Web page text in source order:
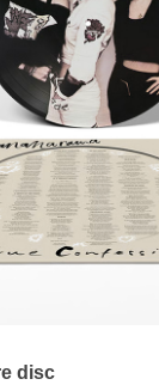
disc